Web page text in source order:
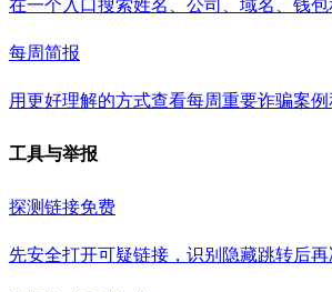
在一个入口搜索姓名、公司、域名、钱包
每周简报
用更好理解的方式查看每周重要诈骗案
工具与举报
探测链接免费
先安全打开可疑链接，识别隐藏跳转后再